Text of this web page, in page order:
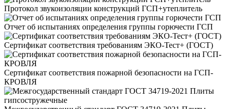
Протокол звукоизоляции конструкций ГСП+утеплитель
Отчет об испытаниях определения группы горючести ГСП
Сертификат соответствия требованиям ЭКО-Тест+ (ГОСТ)
Сертификат соответствия пожарной безопасности на ГСП-
КРОВЛЯ